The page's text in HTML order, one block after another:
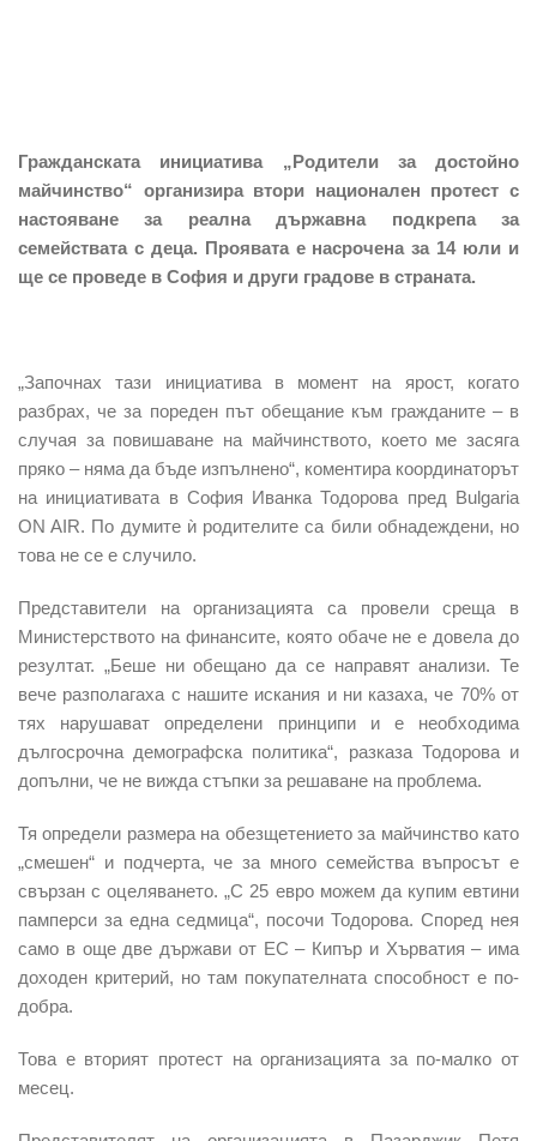
Гражданската инициатива „Родители за достойно
майчинство“ организира втори национален протест с
настояване за реална държавна подкрепа за
семействата с деца. Проявата е насрочена за 14 юли и
ще се проведе в София и други градове в страната.
„Започнах тази инициатива в момент на ярост, когато
разбрах, че за пореден път обещание към гражданите – в
случая за повишаване на майчинството, което ме засяга
пряко – няма да бъде изпълнено“, коментира координаторът
на инициативата в София Иванка Тодорова пред Bulgaria
ON AIR. По думите ѝ родителите са били обнадеждени, но
това не се е случило.
Представители на организацията са провели среща в
Министерството на финансите, която обаче не е довела до
резултат. „Беше ни обещано да се направят анализи. Те
вече разполагаха с нашите искания и ни казаха, че 70% от
тях нарушават определени принципи и е необходима
дългосрочна демографска политика“, разказа Тодорова и
допълни, че не вижда стъпки за решаване на проблема.
Тя определи размера на обезщетението за майчинство като
„смешен“ и подчерта, че за много семейства въпросът е
свързан с оцеляването. „С 25 евро можем да купим евтини
памперси за една седмица“, посочи Тодорова. Според нея
само в още две държави от ЕС – Кипър и Хърватия – има
доходен критерий, но там покупателната способност е по-
добра.
Това е вторият протест на организацията за по-малко от
месец.